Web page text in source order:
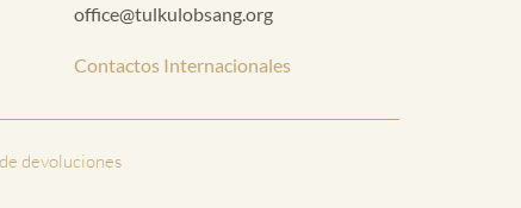
office@tulkulobsang.org
Contactos Internacionales
devoluciones